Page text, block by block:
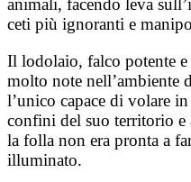
ceti più ignoranti e
Il lodolaio, falco potente e
molto note nell’ambiente
l’unico capace di volare
confini del suo territorio e
la folla non era pronta a
illuminato.